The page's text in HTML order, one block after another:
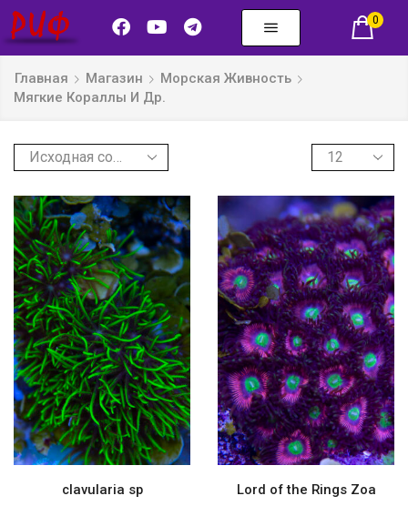
0
Главная Магазин
Морская Живность
Мягкие Кораллы И Др.
clavularia sp Lord of the Rings Zoa